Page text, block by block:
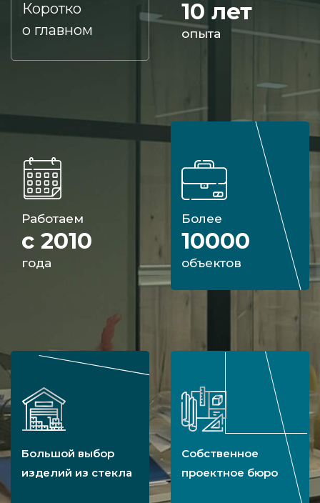
Коротко
о главном
10 лет
опыта
Работаем
с 2010
года
Более
10000
объектов
Большой выбор
изделий из стекла
Собственное
проектное бюро